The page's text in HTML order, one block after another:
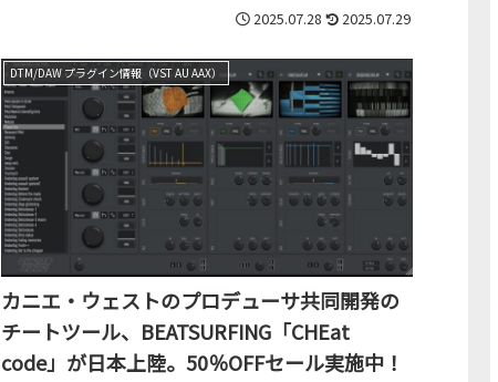
2025.07.28 2025.07.29
DTM/DAW プラグイン情報（VST AU AAX）
カニエ・ウェストのプロデューサ共同開発の
チートツール、BEATSURFING「CHEat
code」が日本上陸。50％OFFセール実施中！